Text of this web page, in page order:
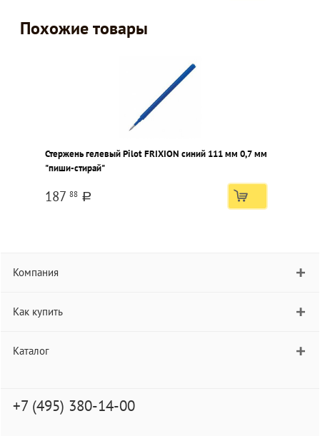
Похожие товары
Стержень гелевый Pilot FRIXION синий 111 мм 0,7 мм
"пиши-стирай"
187 88 a
Компания
Как купить
Каталог
+7 (495) 380-14-00